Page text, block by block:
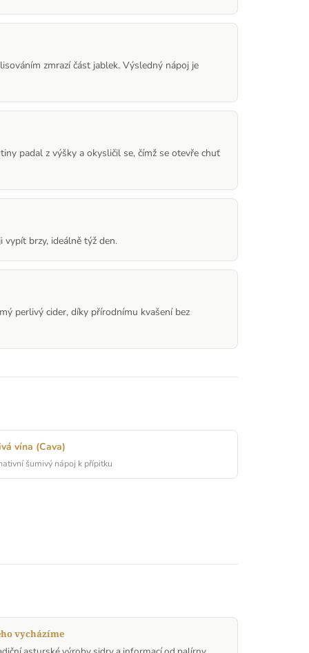
zmrazí část jablek. Výsledný nápoj je
padal z výšky a okysličil se, čímž se otevře chuť
brzy, ideálně týž den.
perlivý cider, díky přírodnímu kvašení bez
vína (Cava)
šumivý nápoj k přípitku
vycházíme